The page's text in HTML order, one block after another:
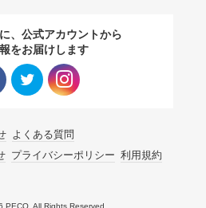
、公式アカウントから
をお届けします
よくある質問
プライバシーポリシー 利用規約
All Rights Reserved.